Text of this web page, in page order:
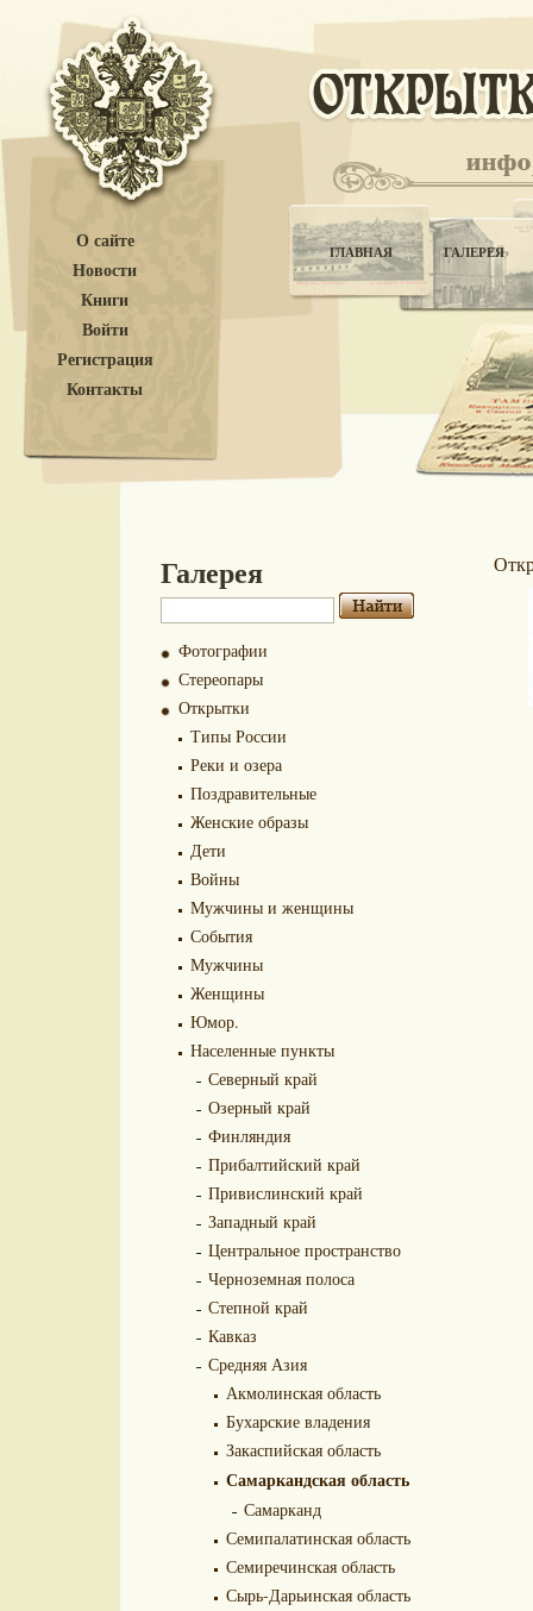
О сайте
Новости
Книги
Войти
Регистрация
Контакты
ГЛАВНАЯ ГАЛЕРЕЯ
Галерея
Фотографии
Стереопары
Открытки
Типы России
Реки и озера
Поздравительные
Женские образы
Дети
Войны
Мужчины и женщины
События
Мужчины
Женщины
Юмор.
Населенные пункты
Северный край
Озерный край
Финляндия
Прибалтийский край
Привислинский край
Западный край
Центральное пространство
Черноземная полоса
Степной край
Кавказ
Средняя Азия
Акмолинская область
Бухарские владения
Закаспийская область
Самаркандская область
Самарканд
Семипалатинская область
Семиречинская область
Сырь-Дарьинская область